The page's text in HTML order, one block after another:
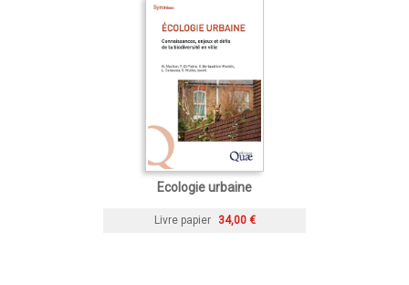
Ecologie urbaine
Livre papier 34,00 €